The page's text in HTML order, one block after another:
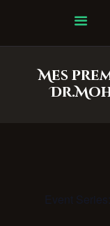
Mes
Event Series: